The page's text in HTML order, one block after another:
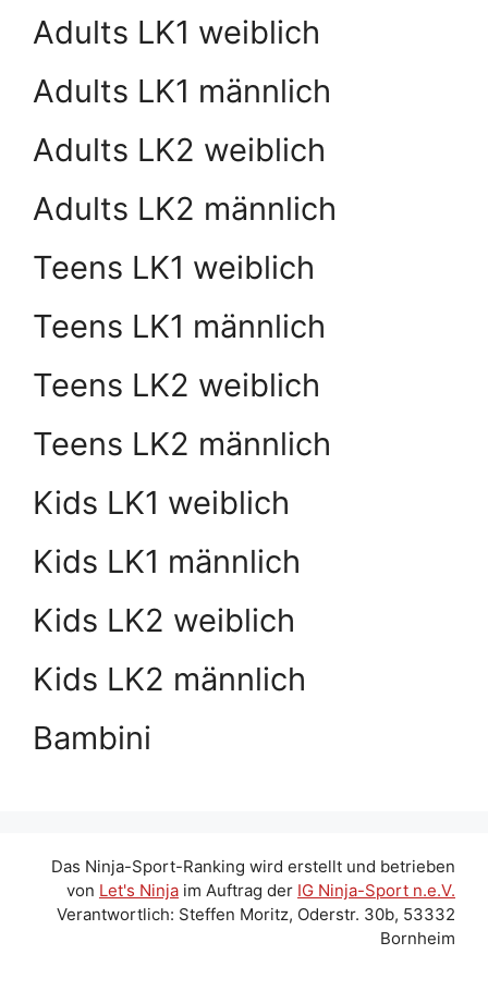
Adults LK1 weiblich
Adults LK1 männlich
Adults LK2 weiblich
Adults LK2 männlich
Teens LK1 weiblich
Teens LK1 männlich
Teens LK2 weiblich
Teens LK2 männlich
Kids LK1 weiblich
Kids LK1 männlich
Kids LK2 weiblich
Kids LK2 männlich
Bambini
Das Ninja-Sport-Ranking wird erstellt und betrieben
von Let's Ninja im Auftrag der IG Ninja-Sport n.e.V.
Verantwortlich: Steffen Moritz, Oderstr. 30b, 53332
Bornheim